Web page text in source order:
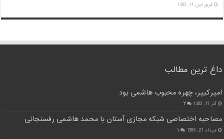
فروردین 11, 1405
داغ ترین مطالب
امیرکبیر، چهره محبوب هاشمی بود
آذر 11, 1403 ۲
مصاحبه اختصاصی شبکه مجازی آستان با محمد هاشمی رفسنجانی
مرداد 21, 1396 ۱